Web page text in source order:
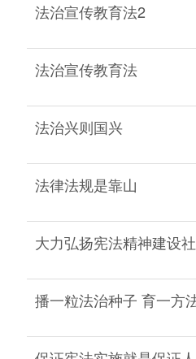
法治宣传教育法2
法治宣传教育法
法治兴则国兴
法律法规是靠山
大力弘扬宪法精神建设
播一粒法治种子 育一方